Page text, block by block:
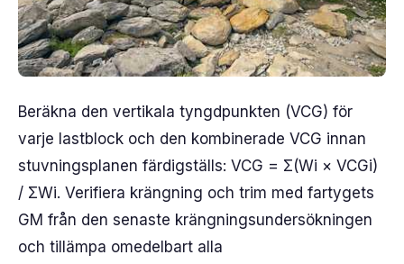
Beräkna den vertikala tyngdpunkten (VCG) för
varje lastblock och den kombinerade VCG innan
stuvningsplanen färdigställs: VCG = Σ(Wi × VCGi)
/ ΣWi. Verifiera krängning och trim med fartygets
GM från den senaste krängningsundersökningen
och tillämpa omedelbart alla